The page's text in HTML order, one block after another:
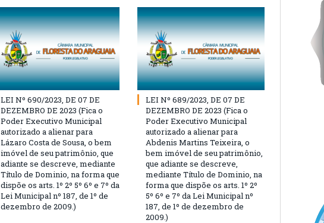
LEI Nº 690/2023, DE 07 DE
DEZEMBRO DE 2023 (Fica o
Poder Executivo Municipal
autorizado a alienar para
Lázaro Costa de Sousa, o bem
imóvel de seu patrimônio, que
adiante se descreve, mediante
Título de Dominio, na forma que
dispõe os arts. 1º 2º 5º 6º e 7º da
Lei Municipal nº 187, de 1º de
dezembro de 2009.)
LEI Nº 689/2023, DE 07 DE
DEZEMBRO DE 2023 (Fica o
Poder Executivo Municipal
autorizado a alienar para
Abdenis Martins Teixeira, o
bem imóvel de seu patrimônio,
que adiante se descreve,
mediante Título de Dominio, na
forma que dispõe os arts. 1º 2º
5º 6º e 7º da Lei Municipal nº
187, de 1º de dezembro de
2009.)